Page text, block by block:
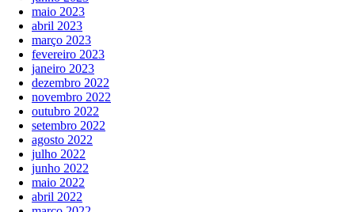
maio 2023
abril 2023
março 2023
fevereiro 2023
janeiro 2023
dezembro 2022
novembro 2022
outubro 2022
setembro 2022
agosto 2022
julho 2022
junho 2022
maio 2022
abril 2022